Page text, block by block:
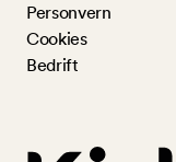
Personvern
Cookies
Bedrift